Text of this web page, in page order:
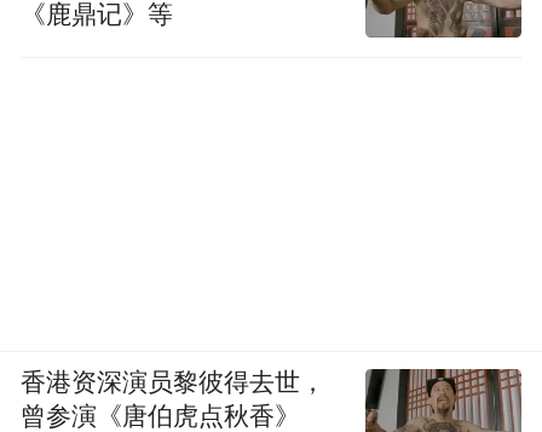
《鹿鼎记》等
香港资深演员黎彼得去世，
曾参演《唐伯虎点秋香》